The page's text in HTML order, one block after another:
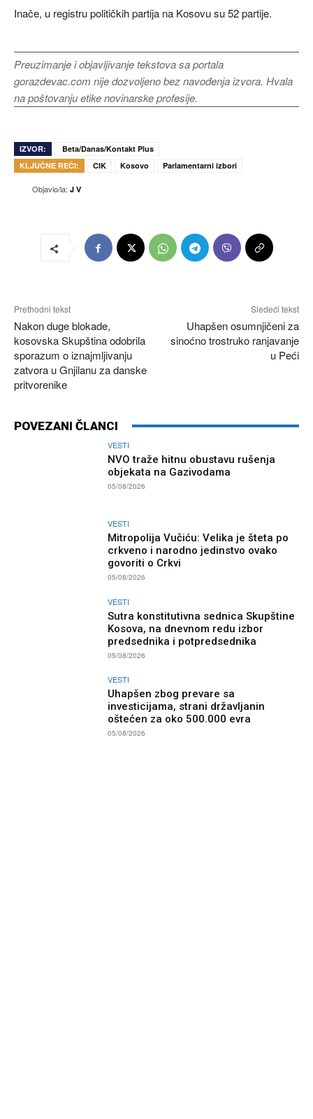
Inače, u registru političkih partija na Kosovu su 52 partije.
Preuzimanje i objavljivanje tekstova sa portala
gorazdevac.com nije dozvoljeno bez navođenja izvora. Hvala
na poštovanju etike novinarske profesije.
IZVOR:
Beta/Danas/Kontakt Plus
KLJUČNE REČI:
CIK Kosovo Parlamentarni izbori
Objavio/la: J V
Prethodni tekst
Nakon duge blokade,
kosovska Skupština odobrila
sporazum o iznajmljivanju
zatvora u Gnjilanu za danske
pritvorenike
Sledeći tekst
Uhapšen osumnjičeni za
sinoćno trostruko ranjavanje
u Peći
POVEZANI ČLANCI
VESTI
NVO traže hitnu obustavu rušenja
objekata na Gazivodama
05/08/2026
VESTI
Mitropolija Vučiću: Velika je šteta po
crkveno i narodno jedinstvo ovako
govoriti o Crkvi
05/08/2026
VESTI
Sutra konstitutivna sednica Skupštine
Kosova, na dnevnom redu izbor
predsednika i potpredsednika
05/08/2026
VESTI
Uhapšen zbog prevare sa
investicijama, strani državljanin
oštećen za oko 500.000 evra
05/08/2026